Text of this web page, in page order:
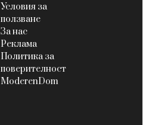
Условия за
ползване
За нас
Реклама
Политика за
поверителност
ModerenDom